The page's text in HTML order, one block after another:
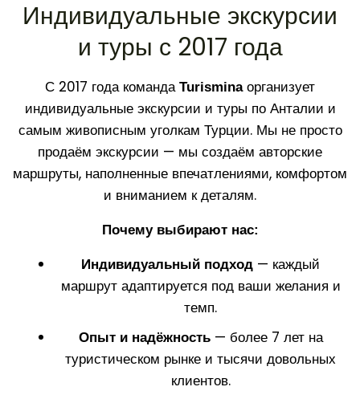
Индивидуальные экскурсии
и туры с 2017 года
С 2017 года команда Turisminaорганизует
индивидуальные экскурсии и туры по Анталии и
самым живописным уголкам Турции. Мы не просто
продаём экскурсии — мы создаём авторские
маршруты, наполненные впечатлениями, комфортом
и вниманием к деталям.
Почему выбирают нас:
Индивидуальный подход — каждый
маршрут адаптируется под ваши желания и
темп.
Опыт и надёжность— более 7 лет на
туристическом рынке и тысячи довольных
клиентов.